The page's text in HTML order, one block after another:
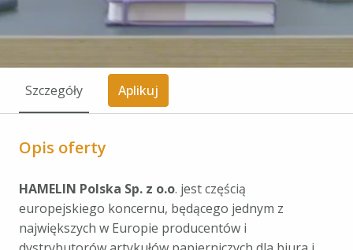
Szczegóły Aplikuj
Opis oferty
HAMELIN Polska Sp. z o.o. jest częścią
europejskiego koncernu, będącego jednym z
największych w Europie producentów i